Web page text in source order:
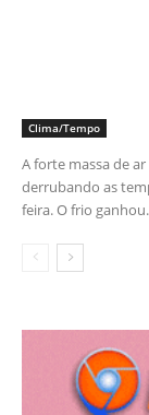
Clima/Tempo
A forte massa de
derrubando as
feira. O frio